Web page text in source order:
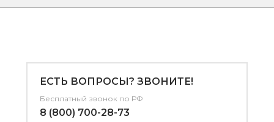
ЕСТЬ ВОПРОСЫ? ЗВОНИТЕ!
Бесплатный звонок по РФ
8 (800) 700-28-73